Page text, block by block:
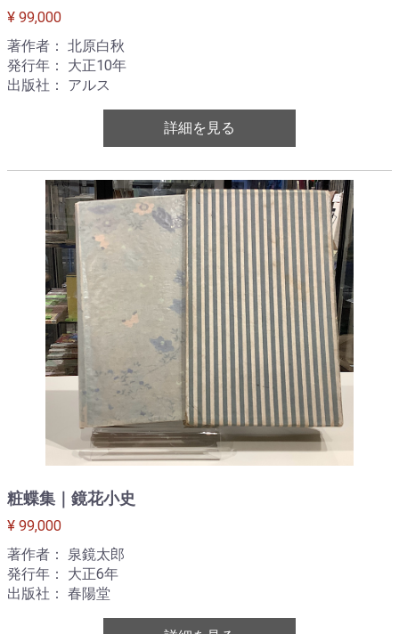
¥ 99,000
著作者： 北原白秋
発行年： 大正10年
出版社： アルス
詳細を見る
粧蝶集｜鏡花小史
¥ 99,000
著作者： 泉鏡太郎
発行年： 大正6年
出版社： 春陽堂